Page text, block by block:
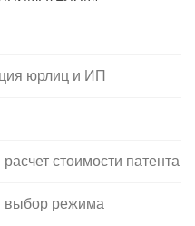
юрлиц и ИП
стоимости патента
выбор режима